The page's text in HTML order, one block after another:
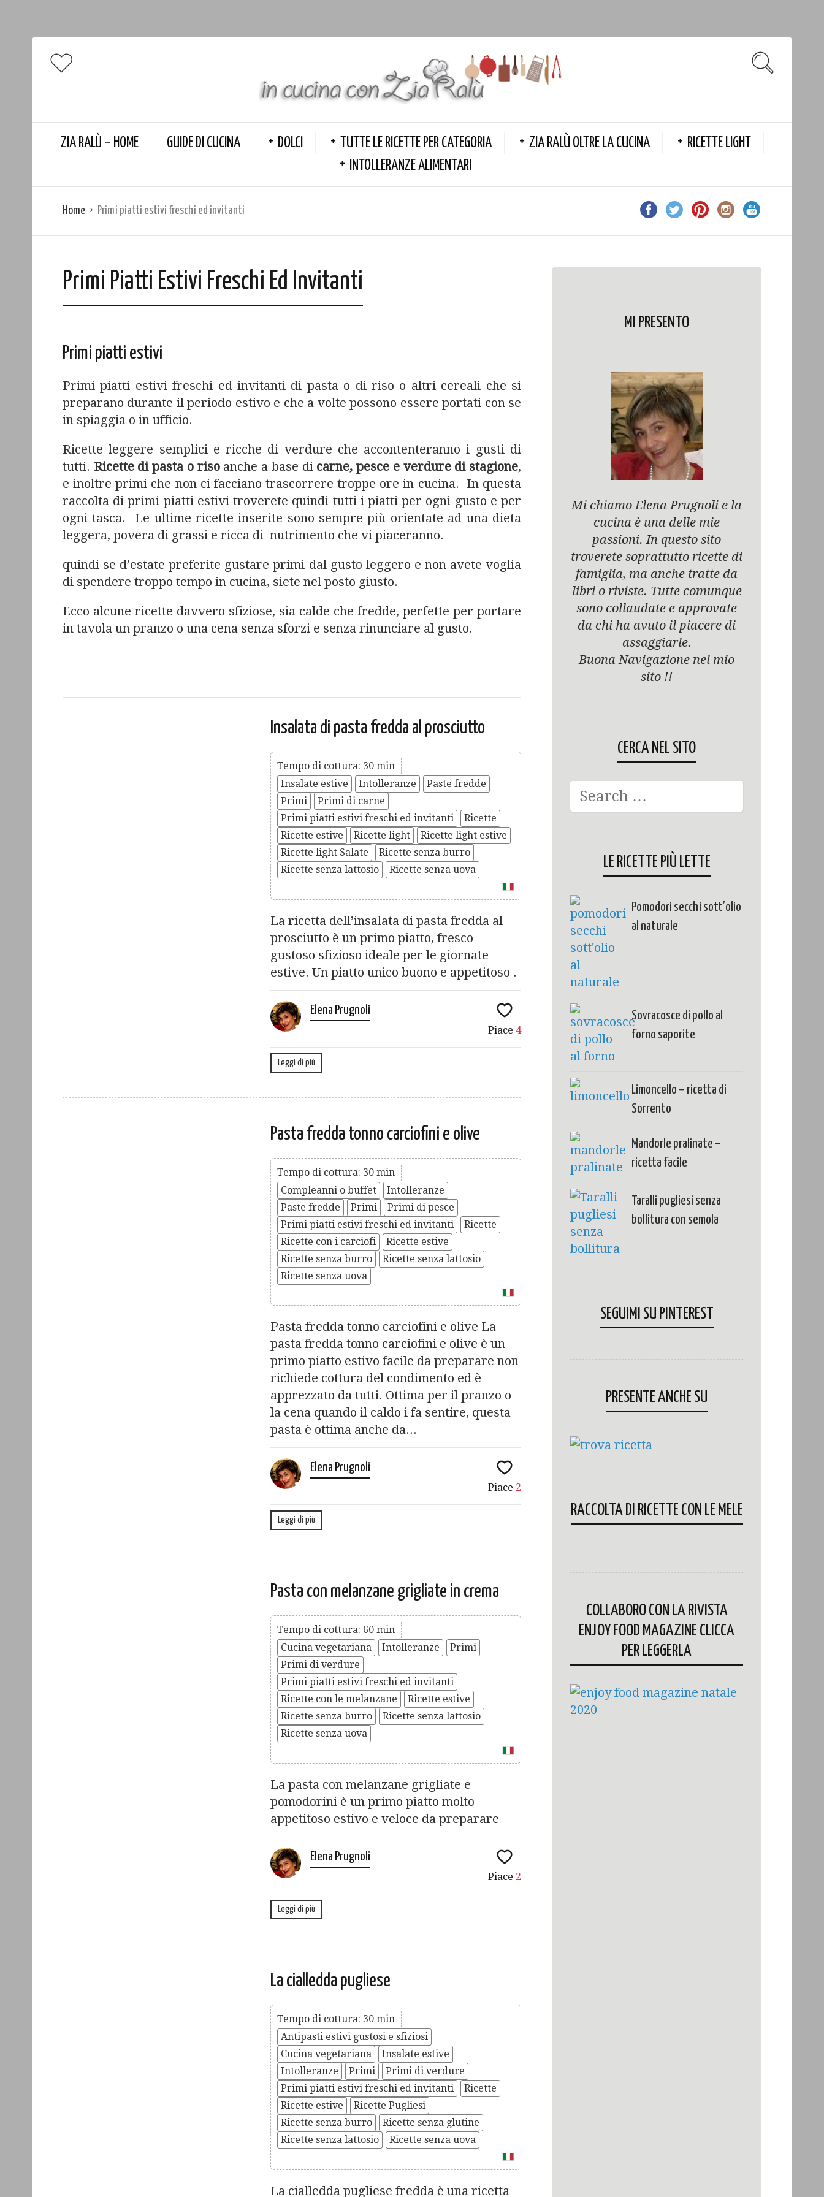
ZIA RALÙ – HOME GUIDE DI CUCINA DOLCI TUTTE LE RICETTE PER CATEGORIA ZIA RALÙ OLTRE LA CUCINA
RICETTE LIGHT
INTOLLERANZE ALIMENTARI
Home Primi piatti estivi freschi ed invitanti
Primi Piatti Estivi Freschi Ed Invitanti
Primi piatti estivi
Primi piatti estivi freschi ed invitanti di pasta o di riso o altri cereali che si
preparano durante il periodo estivo e che a volte possono essere portati con se
in spiaggia o in ufficio.
Ricette leggere semplici e ricche di verdure che accontenteranno i gusti di
tutti. Ricette di pasta o riso anche a base di carne, pesce e verdure di stagione,
e inoltre primi che non ci facciano trascorrere troppe ore in cucina. In questa
raccolta di primi piatti estivi troverete quindi tutti i piatti per ogni gusto e per
ogni tasca. Le ultime ricette inserite sono sempre più orientate ad una dieta
leggera, povera di grassi e ricca di nutrimento che vi piaceranno.
quindi se d’estate preferite gustare primi dal gusto leggero e non avete voglia
di spendere troppo tempo in cucina, siete nel posto giusto.
Ecco alcune ricette davvero sfiziose, sia calde che fredde, perfette per portare
in tavola un pranzo o una cena senza sforzi e senza rinunciare al gusto.
Insalata di pasta fredda al prosciutto
Tempo di cottura: 30 min
Insalate estive
Intolleranze
Paste fredde
Primi
Primi di carne
Primi piatti estivi freschi ed invitanti
Ricette
Ricette estive
Ricette light
Ricette light estive
Ricette light Salate
Ricette senza burro
Ricette senza lattosio
Ricette senza uova
La ricetta dell’insalata di pasta fredda al
prosciutto è un primo piatto, fresco
gustoso sfizioso ideale per le giornate
estive. Un piatto unico buono e appetitoso .
Elena Prugnoli
Piace 4
Leggi di più
Pasta fredda tonno carciofini e olive
Tempo di cottura: 30 min
Compleanni o buffet
Intolleranze
Paste fredde
Primi
Primi di pesce
Primi piatti estivi freschi ed invitanti
Ricette
Ricette con i carciofi
Ricette estive
Ricette senza burro
Ricette senza lattosio
Ricette senza uova
Pasta fredda tonno carciofini e olive La
pasta fredda tonno carciofini e olive è un
primo piatto estivo facile da preparare non
richiede cottura del condimento ed è
apprezzato da tutti. Ottima per il pranzo o
la cena quando il caldo i fa sentire, questa
pasta è ottima anche da...
Elena Prugnoli
Piace 2
Leggi di più
Pasta con melanzane grigliate in crema
Tempo di cottura: 60 min
Cucina vegetariana
Intolleranze
Primi
Primi di verdure
Primi piatti estivi freschi ed invitanti
Ricette con le melanzane
Ricette estive
Ricette senza burro
Ricette senza lattosio
Ricette senza uova
La pasta con melanzane grigliate e
pomodorini è un primo piatto molto
appetitoso estivo e veloce da preparare
Elena Prugnoli
Piace 2
Leggi di più
La cialledda pugliese
Tempo di cottura: 30 min
Antipasti estivi gustosi e sfiziosi
Cucina vegetariana
Insalate estive
Intolleranze
Primi
Primi di verdure
Primi piatti estivi freschi ed invitanti
Ricette
Ricette estive
Ricette Pugliesi
Ricette senza burro
Ricette senza glutine
Ricette senza lattosio
Ricette senza uova
La cialledda pugliese fredda è una ricetta
MI PRESENTO
Mi chiamo Elena Prugnoli e la
cucina è una delle mie
passioni. In questo sito
troverete soprattutto ricette di
famiglia, ma anche tratte da
libri o riviste. Tutte comunque
sono collaudate e approvate
da chi ha avuto il piacere di
assaggiarle.
Buona Navigazione nel mio
sito !!
CERCA NEL SITO
LE RICETTE PIÙ LETTE
Pomodori secchi sott’olio
al naturale
Sovracosce di pollo al
forno saporite
Limoncello – ricetta di
Sorrento
Mandorle pralinate –
ricetta facile
Taralli pugliesi senza
bollitura con semola
SEGUIMI SU PINTEREST
PRESENTE ANCHE SU
RACCOLTA DI RICETTE CON LE MELE
COLLABORO CON LA RIVISTA
ENJOY FOOD MAGAZINE CLICCA
PER LEGGERLA